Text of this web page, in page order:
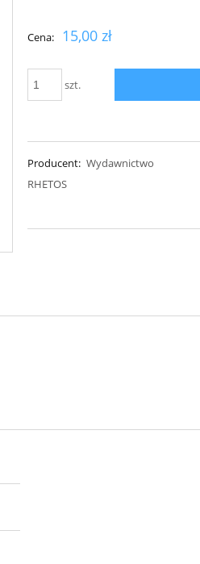
płatności
Cena: 15,00 zł
szt.
Producent: Wydawnictwo
RHETOS